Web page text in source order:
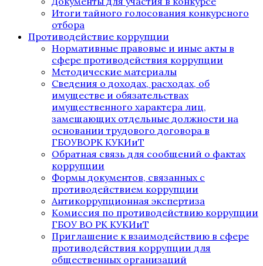
Итоги тайного голосования конкурсного
отбора
Противодействие коррупции
Нормативные правовые и иные акты в
сфере противодействия коррупции
Методические материалы
Сведения о доходах, расходах, об
имуществе и обязательствах
имущественного характера лиц,
замещающих отдельные должности на
основании трудового договора в
ГБОУВОРК КУКИиТ
Обратная связь для сообщений о фактах
коррупции
Формы документов, связанных с
противодействием коррупции
Антикоррупционная экспертиза
Комиссия по противодействию коррупции
ГБОУ ВО РК КУКИиТ
Приглашение к взаимодействию в сфере
противодействия коррупции для
общественных организаций